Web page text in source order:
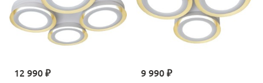
12 990 ₽ 9 990 ₽